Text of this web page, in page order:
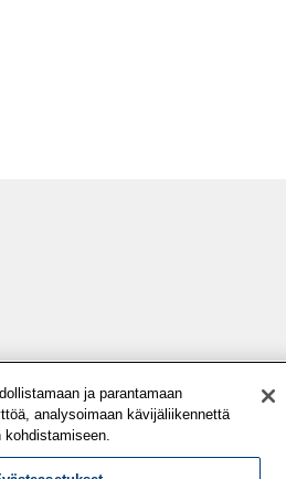
ja parantamaan
analysoimaan kävijäliikennettä
kohdistamiseen.